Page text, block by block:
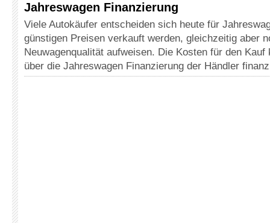
Jahreswagen Finanzierung
Viele Autokäufer entscheiden sich heute für
günstigen Preisen verkauft werden, gleichzeitig aber
Neuwagenqualität aufweisen. Die Kosten für den Kauf
über die Jahreswagen Finanzierung der Händler